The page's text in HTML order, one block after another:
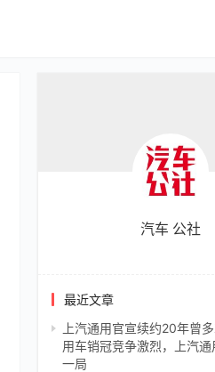
汽车 公社
最近文章
上汽通用官宣续约20年曾
用车销冠竞争激烈，上汽
一局